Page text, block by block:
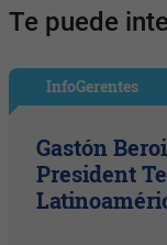
Te puede
InfoGerentes
Gastón
President